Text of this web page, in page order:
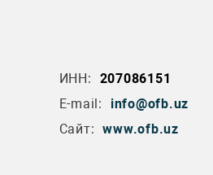
ИНН:
207086151
E-mail:
info@ofb.uz
Сайт: www.ofb.uz